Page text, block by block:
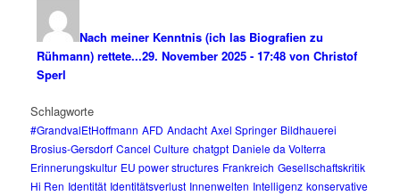
Nach meiner Kenntnis (ich las Biografien zu
Rühmann) rettete...29. November 2025 - 17:48 von Christof
Sperl
Schlagworte
#GrandvalEtHoffmann AFD Andacht Axel Springer Bildhauerei
Brosius-Gersdorf Cancel Culture chatgpt Daniele da Volterra
Erinnerungskultur EU power structures Frankreich Gesellschaftskritik
Hi Ren Identität Identitätsverlust Innenwelten Intelligenz konservative